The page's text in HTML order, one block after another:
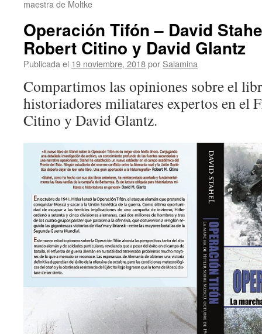
maestra de Moltke
Operación Tifón – David
Robert Citino y David Glantz
Publicada el 19 noviembre, 2018por Salamina
Compartimos las opiniones sobre el
historiadores miliatares expertos en el
Citino y David Glantz.